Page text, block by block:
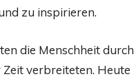
zu inspirieren.
die Menschheit durch
verbreiteten. Heute